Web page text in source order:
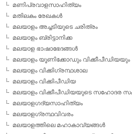
മണിപ്രവാളസാഹിത്യം
മതിലകം രേഖകള്‍
മലയാളം അച്ചടിയുടെ ചരിത്രം
മലയാളം ബ്രിട്ടാനിക്ക
മലയാള ഭാഷാഭേദങ്ങള്‍
മലയാളം യൂണിക്കോഡും വിക്കീപീഡിയയും
മലയാളം വിക്കിഗ്രന്ഥശാല
മലയാളം വിക്കിപീഡിയ
മലയാളം വിക്കീപീഡിയയുടെ സഹോദര
മലയാളഗദ്യസാഹിത്യം
മലയാളഗ്രന്ഥവിവരം
മലയാളത്തിലെ മഹാകാവ്യങ്ങള്‍